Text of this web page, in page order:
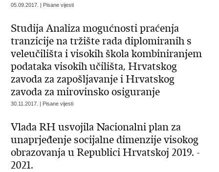
05.09.2017. | Pisane vijesti
Studija Analiza mogućnosti praćenja
tranzicije na tržište rada diplomiranih s
veleučilišta i visokih škola kombiniranjem
podataka visokih učilišta, Hrvatskog
zavoda za zapošljavanje i Hrvatskog
zavoda za mirovinsko osiguranje
30.11.2017. | Pisane vijesti
Vlada RH usvojila Nacionalni plan za
unaprjeđenje socijalne dimenzije visokog
obrazovanja u Republici Hrvatskoj 2019. -
2021.